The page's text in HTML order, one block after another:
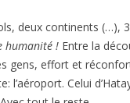
deux continents (…), 3
humanité ! Entre la
gens, effort et
l’aéroport. Celui